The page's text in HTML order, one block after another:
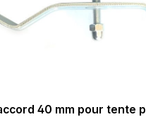
40 mm pour tente